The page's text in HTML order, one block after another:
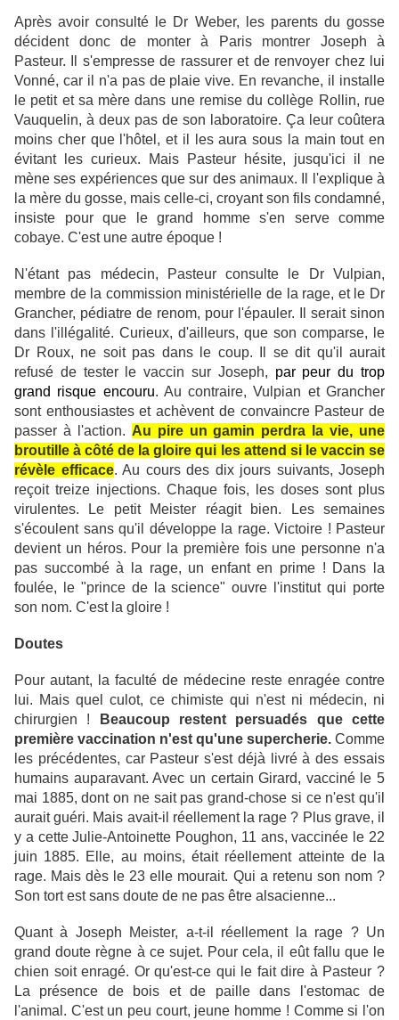
Après avoir consulté le Dr Weber, les parents du gosse
décident donc de monter à Paris montrer Joseph à
Pasteur. Il s'empresse de rassurer et de renvoyer chez lui
Vonné, car il n'a pas de plaie vive. En revanche, il installe
le petit et sa mère dans une remise du collège Rollin, rue
Vauquelin, à deux pas de son laboratoire. Ça leur coûtera
moins cher que l'hôtel, et il les aura sous la main tout en
évitant les curieux. Mais Pasteur hésite, jusqu'ici il ne
mène ses expériences que sur des animaux. Il l'explique à
la mère du gosse, mais celle-ci, croyant son fils condamné,
insiste pour que le grand homme s'en serve comme
cobaye. C'est une autre époque !
N'étant pas médecin, Pasteur consulte le Dr Vulpian,
membre de la commission ministérielle de la rage, et le Dr
Grancher, pédiatre de renom, pour l'épauler. Il serait sinon
dans l'illégalité. Curieux, d'ailleurs, que son comparse, le
Dr Roux, ne soit pas dans le coup. Il se dit qu'il aurait
refusé de tester le vaccin sur Joseph, par peur du trop
grand risque encouru. Au contraire, Vulpian et Grancher
sont enthousiastes et achèvent de convaincre Pasteur de
passer à l'action. Au pire un gamin perdra la vie, une
broutille à côté de la gloire qui les attend si le vaccin se
révèle efficace. Au cours des dix jours suivants, Joseph
reçoit treize injections. Chaque fois, les doses sont plus
virulentes. Le petit Meister réagit bien. Les semaines
s'écoulent sans qu'il développe la rage. Victoire ! Pasteur
devient un héros. Pour la première fois une personne n'a
pas succombé à la rage, un enfant en prime ! Dans la
foulée, le "prince de la science" ouvre l'institut qui porte
son nom. C'est la gloire !
Doutes
Pour autant, la faculté de médecine reste enragée contre
lui. Mais quel culot, ce chimiste qui n'est ni médecin, ni
chirurgien !
Beaucoup restent persuadés que cette
première vaccination n'est qu'une supercherie. Comme
les précédentes, car Pasteur s'est déjà livré à des essais
humains auparavant. Avec un certain Girard, vacciné le 5
mai 1885, dont on ne sait pas grand-chose si ce n'est qu'il
aurait guéri. Mais avait-il réellement la rage ? Plus grave, il
y a cette Julie-Antoinette Poughon, 11 ans, vaccinée le 22
juin 1885. Elle, au moins, était réellement atteinte de la
rage. Mais dès le 23 elle mourait. Qui a retenu son nom ?
Son tort est sans doute de ne pas être alsacienne...
Quant à Joseph Meister, a-t-il réellement la rage ? Un
grand doute règne à ce sujet. Pour cela, il eût fallu que le
chien soit enragé. Or qu'est-ce qui le fait dire à Pasteur ?
La présence de bois et de paille dans l'estomac de
l'animal. C'est un peu court, jeune homme ! Comme si l'on